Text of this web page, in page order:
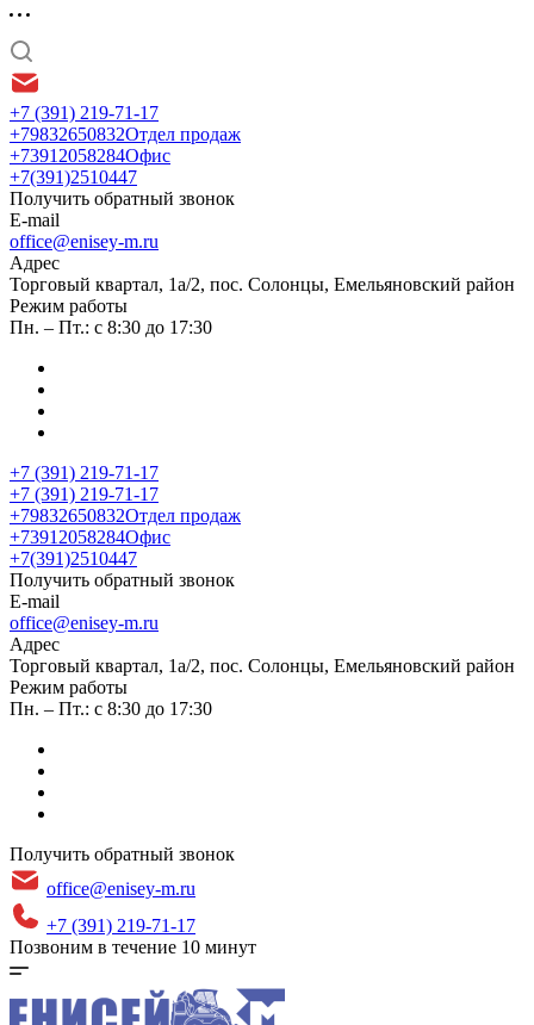
+7 (391) 219-71-17
+79832650832Отдел продаж
+73912058284Офис
+7(391)2510447
Получить обратный звонок
E-mail
office@enisey-m.ru
Адрес
​Торговый квартал, 1а/2, пос. Солонцы, Емельяновский район
Режим работы
Пн. – Пт.: с 8:30 до 17:30
+7 (391) 219-71-17
+7 (391) 219-71-17
+79832650832Отдел продаж
+73912058284Офис
+7(391)2510447
Получить обратный звонок
E-mail
office@enisey-m.ru
Адрес
​Торговый квартал, 1а/2, пос. Солонцы, Емельяновский район
Режим работы
Пн. – Пт.: с 8:30 до 17:30
Получить обратный звонок
office@enisey-m.ru
+7 (391) 219-71-17
Позвоним в течение 10 минут